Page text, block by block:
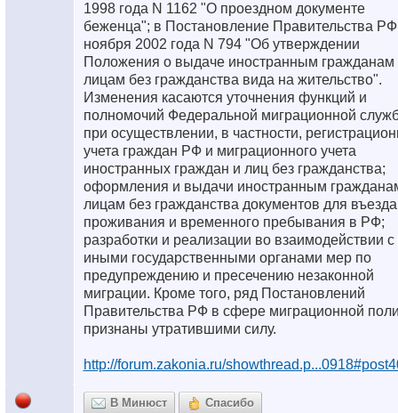
1998 года N 1162 "О проездном документе
беженца"; в Постановление Правительства РФ
ноября 2002 года N 794 "Об утверждении
Положения о выдаче иностранным гражданам
лицам без гражданства вида на жительство".
Изменения касаются уточнения функций и
полномочий Федеральной миграционной
при осуществлении, в частности,
учета граждан РФ и миграционного учета
иностранных граждан и лиц без гражданства;
оформления и выдачи иностранным
лицам без гражданства документов для
проживания и временного пребывания в РФ;
разработки и реализации во взаимодействии с
иными государственными органами мер по
предупреждению и пресечению незаконной
миграции. Кроме того, ряд Постановлений
Правительства РФ в сфере миграционной
признаны утратившими силу.
http://forum.zakonia.ru/
В Минюст Спасибо